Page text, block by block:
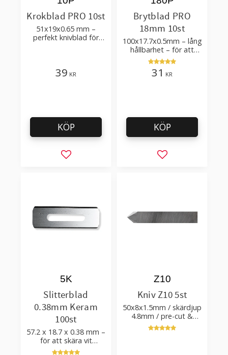
Krokblad PRO 10st
51x19x0.65 mm –
perfekt knivblad för
39 KR
Lägg till i favoriter
KÖP
Brytblad PRO
18mm 10st
100x17.7x0.5mm – lång
hållbarhet – för att
skära kartong, tapet
och golvmaterial
31 KR
Lägg till i
KÖP
Slitterblad
0.38mm Keram
100st
57.2 x 18.7 x 0.38 mm –
för att skära vit
plastfilm med tillsatser
5K
Kniv Z10 5st
50x8x1.5mm / skärdjup
4.8mm / pre-cut &
post-cut 0.84xTm /
skärvinkel 50°
Z10